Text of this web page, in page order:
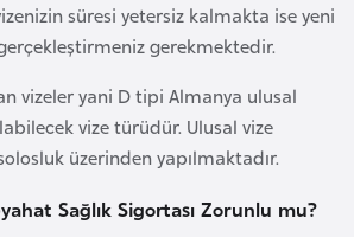
süresi yetersiz kalmakta ise yeni
gerekmektedir.
vizeler yani D tipi Almanya ulusal
vize türüdür. Ulusal vize
üzerinden yapılmaktadır.
Sağlık Sigortası Zorunlu mu?